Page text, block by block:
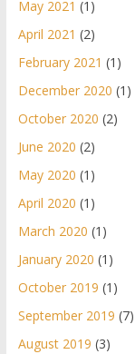
May 2021 (1)
April 2021 (2)
February 2021 (1)
December 2020 (1)
October 2020 (2)
June 2020 (2)
May 2020 (1)
April 2020 (1)
March 2020 (1)
January 2020 (1)
October 2019 (1)
September 2019 (7)
August 2019 (3)